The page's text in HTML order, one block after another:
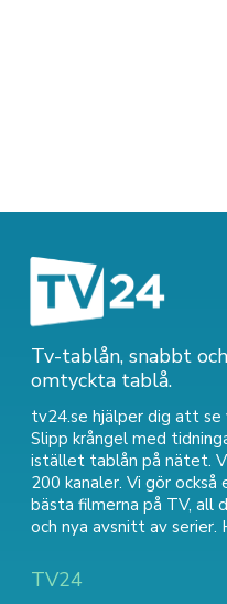
Tv-tablån, snabbt
omtyckta tablå.
tv24.se hjälper dig att se
Slipp krångel med
istället tablån på nätet.
200 kanaler. Vi gör
bästa filmerna på TV, all
och nya avsnitt av serier.
TV24